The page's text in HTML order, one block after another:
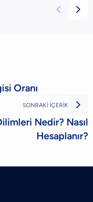
 
Oranı
SONRAKİ İÇERİK 
Nedir? Nasıl
Hesaplanır?